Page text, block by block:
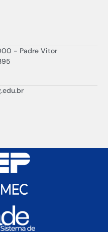
- Padre Vitor